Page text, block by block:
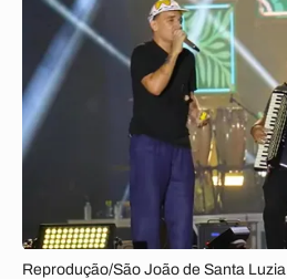
Reprodução/São João de Santa Luzia